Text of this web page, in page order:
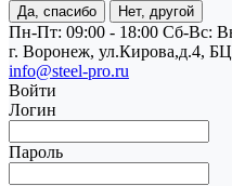
Да, спасибо Нет, другой
Пн-Пт: 09:00 - 18:00 Cб-Вс:
г. Воронеж, ул.Кирова,д.4,
info@steel-pro.ru
Войти
Логин
Пароль